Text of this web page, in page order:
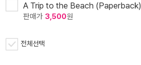
A Trip to the Beach (Paperback)
판매가 3,500원
전체선택